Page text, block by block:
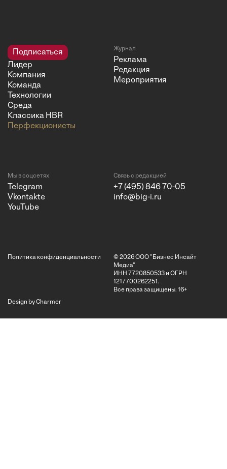
Подписаться
Лидер
Компания
Команда
Технологии
Среда
Классика HBR
Перфекционисты
Журнал
Реклама
Редакция
Мероприятия
Мы в соцсетях
Telegram
Vkontakte
YouTube
Связь с редакцией
+7 (495) 846 70-05
info@big-i.ru
© 2026 ООО "Бизнес Инсайт
Медиа"
ИНН 7720850533 и ОГРН
1217700262251.
Все права защищены. 16+
Политика конфиденциальности
Design by Charmer